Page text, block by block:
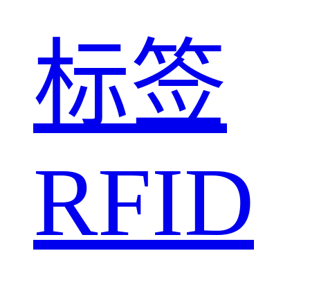
标签
RFID